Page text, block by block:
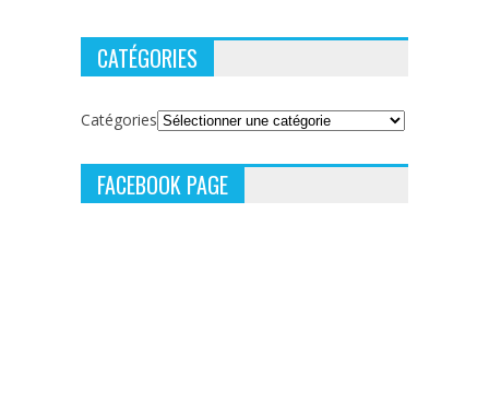
CATÉGORIES
Catégories
FACEBOOK PAGE